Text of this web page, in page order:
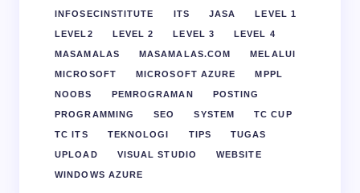
INFOSECINSTITUTE ITS JASA LEVEL 1
LEVEL2 LEVEL 2 LEVEL 3 LEVEL 4
MASAMALAS MASAMALAS.COM MELALUI
MICROSOFT MICROSOFT AZURE MPPL
NOOBS PEMROGRAMAN POSTING
PROGRAMMING SEO SYSTEM TC CUP
TC ITS TEKNOLOGI TIPS TUGAS
UPLOAD VISUAL STUDIO WEBSITE
WINDOWS AZURE